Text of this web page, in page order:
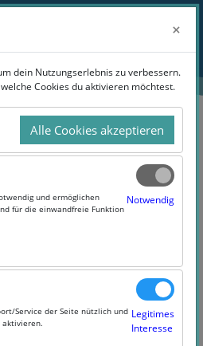
Anmelden
×
dein Nutzungserlebnis zu verbessern.
Cookies du aktivieren möchtest.
Alle Cookies akzeptieren
und ermöglichen
für die einwandfreie Funktion
Notwendig
Service der Seite nützlich und
aktivieren.
Legitimes
Interesse
×
dein Nutzungserlebnis zu verbessern.
Cookies du aktivieren möchtest.
Alle Cookies akzeptieren
und ermöglichen
für die einwandfreie Funktion
Notwendig
Service der Seite nützlich und
aktivieren.
Legitimes
Interesse